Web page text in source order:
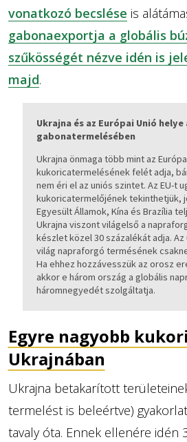
vonatkozó becslése is
gabonaexportja a globális
szűkösségét nézve idén is
majd.
Ukrajna és az Európai Unió helye
gabonatermelésében
Ukrajna önmaga több mint az
kukoricatermelésének felét adja,
nem éri el az uniós szintet. Az EU-t
kukoricatermelőjének tekinthetjük,
Egyesült Államok, Kína és Brazília
Ukrajna viszont világelső a
készlet közel 30 százalékát adja.
világ napraforgó termésének
Ha ehhez hozzávesszük az orosz
akkor e három ország a globális
háromnegyedét szolgáltatja.
Egyre nagyobb
Ukrajnában
Ukrajna betakarított
termelést is beleértve)
tavaly óta. Ennek ellenére idén